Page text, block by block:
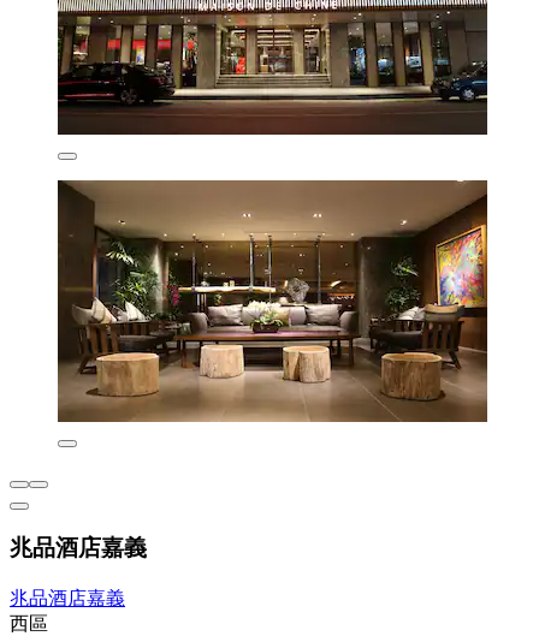
兆品酒店嘉義
兆品酒店嘉義
西區